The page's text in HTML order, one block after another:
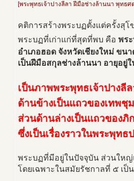
[พระพุทธเจ้าปางลีลา ฝีมือช่างล้านนา พุทธศ
คติการสร้างพระบฏตั้งแต่ครั้งสุ
พระบฏที่เก่าแก่ที่สุดที่พบ คือ พร
อำเภอฮอด จังหวัดเชียงใหม่ ขน
เป็นฝีมือสกุลช่างล้านนา อายุอยู่
เป็นภาพพระพุทธเจ้าปางลี
ด้านข้างเป็นแถวของเทพชุ
ส่วนด้านล่างเป็นแถวของภิ
ซึ่งเป็นเรื่องราวในพระพุท
พระบฏที่มีอยู่ในปัจจุบัน ส่วนให
โดยเฉพาะในสมัยรัชกาลที่ ๕ เป็